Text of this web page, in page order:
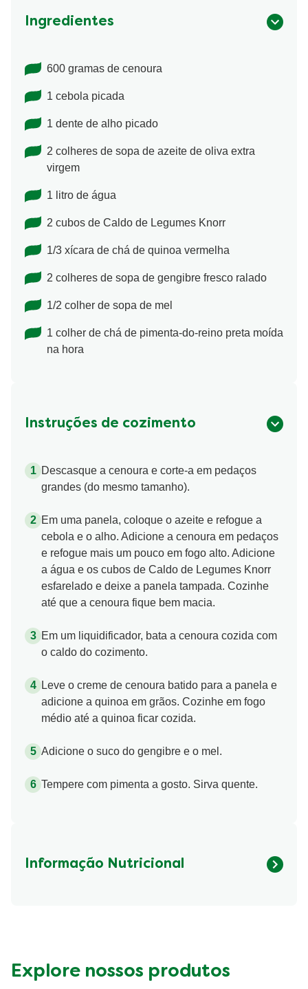
Ingredientes
600 gramas de cenoura
1 cebola picada
1 dente de alho picado
2 colheres de sopa de azeite de oliva extra
virgem
1 litro de água
2 cubos de Caldo de Legumes Knorr
1/3 xícara de chá de quinoa vermelha
2 colheres de sopa de gengibre fresco ralado
1/2 colher de sopa de mel
1 colher de chá de pimenta-do-reino preta moída
na hora
Instruções de cozimento
Descasque a cenoura e corte-a em pedaços
grandes (do mesmo tamanho).
Em uma panela, coloque o azeite e refogue a
cebola e o alho. Adicione a cenoura em pedaços
e refogue mais um pouco em fogo alto. Adicione
a água e os cubos de Caldo de Legumes Knorr
esfarelado e deixe a panela tampada. Cozinhe
até que a cenoura fique bem macia.
Em um liquidificador, bata a cenoura cozida com
o caldo do cozimento.
Leve o creme de cenoura batido para a panela e
adicione a quinoa em grãos. Cozinhe em fogo
médio até a quinoa ficar cozida.
Adicione o suco do gengibre e o mel.
Tempere com pimenta a gosto. Sirva quente.
Informação Nutricional
Explore nossos produtos